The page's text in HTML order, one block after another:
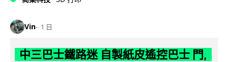
Vin 1 日
中三巴士鐵路迷 自製紙皮遙控巴士 門,